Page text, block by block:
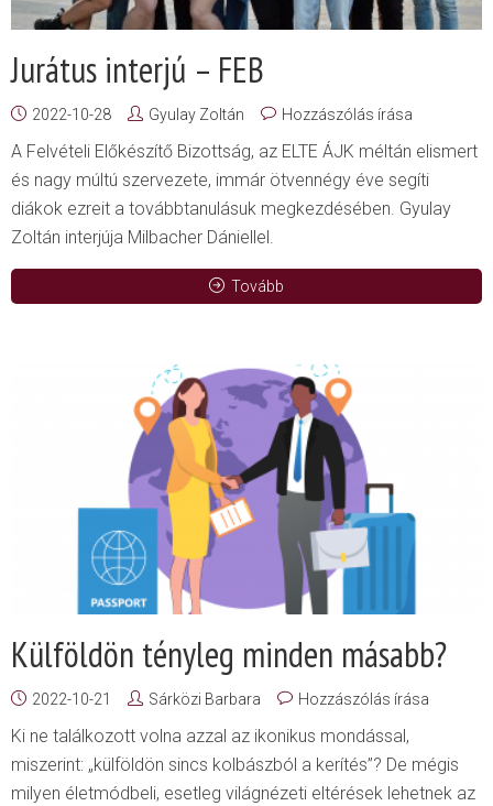
Jurátus interjú – FEB
2022-10-28 Gyulay Zoltán Hozzászólás írása
A Felvételi Előkészítő Bizottság, az ELTE ÁJK méltán elismert
és nagy múltú szervezete, immár ötvennégy éve segíti
diákok ezreit a továbbtanulásuk megkezdésében. Gyulay
Zoltán interjúja Milbacher Dániellel.
Tovább
Külföldön tényleg minden másabb?
2022-10-21 Sárközi Barbara Hozzászólás írása
Ki ne találkozott volna azzal az ikonikus mondással,
miszerint: „külföldön sincs kolbászból a kerítés”? De mégis
milyen életmódbeli, esetleg világnézeti eltérések lehetnek az